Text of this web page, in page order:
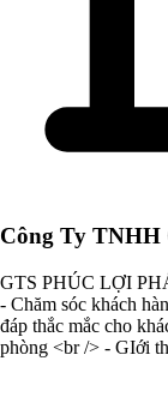
Công Ty TNHH
GTS PHÚC LỢI
- Chăm sóc khách
đáp thắc mắc cho
phòng <br /> - GIới